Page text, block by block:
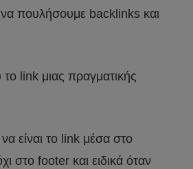
να πουλήσουμε backlinks και
link μιας πραγματικής
είναι το link μέσα στο
στο footer και ειδικά όταν